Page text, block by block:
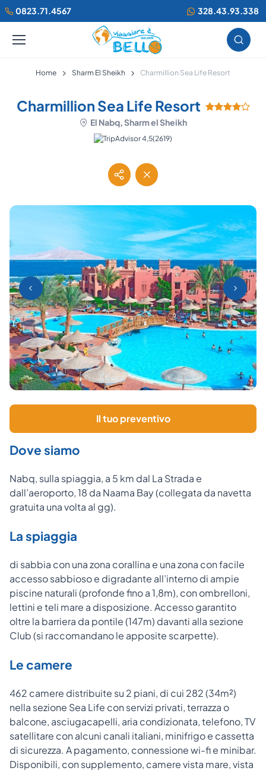
0823.71.4567 328.43.93.338
Home Sharm El Sheikh Charmillion Sea Life Resort
Charmillion Sea Life Resort
El Nabq, Sharm el Sheikh
(2619)
Il tuo preventivo
Dove siamo
Nabq, sulla spiaggia, a 5 km dal La Strada e
dall’aeroporto, 18 da Naama Bay (collegata da navetta
gratuita una volta al gg).
La spiaggia
di sabbia con una zona corallina e una zona con facile
accesso sabbioso e digradante all’interno di ampie
piscine naturali (profonde fino a 1,8m), con ombrelloni,
lettini e teli mare a disposizione. Accesso garantito
oltre la barriera da pontile (147m) davanti alla sezione
Club (si raccomandano le apposite scarpette).
Le camere
462 camere distribuite su 2 piani, di cui 282 (34m²)
nella sezione Sea Life con servizi privati, terrazza o
balcone, asciugacapelli, aria condizionata, telefono, TV
satellitare con alcuni canali italiani, minifrigo e cassetta
di sicurezza. A pagamento, connessione wi-fi e minibar.
Disponibili, con supplemento, camere vista mare, vista